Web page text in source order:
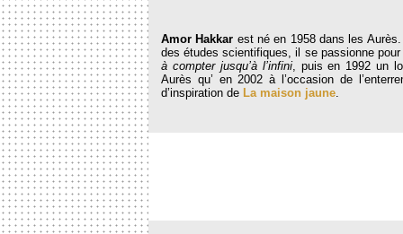
Amor Hakkar est né en 1958 dans les
des études scientifiques, il se passionne
à compter jusqu’à l’infini, puis en 1992 un
Aurès qu’ en 2002 à l’occasion de
d’inspiration de La maison jaune.